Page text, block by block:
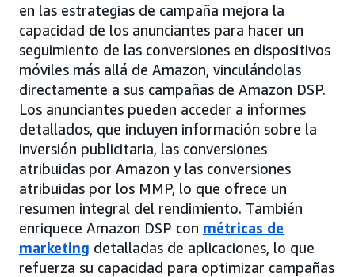
en las estrategias de campaña mejora la
capacidad de los anunciantes para hacer un
seguimiento de las conversiones en dispositivos
móviles más allá de Amazon, vinculándolas
directamente a sus campañas de Amazon DSP.
Los anunciantes pueden acceder a informes
detallados, que incluyen información sobre la
inversión publicitaria, las conversiones
atribuidas por Amazon y las conversiones
atribuidas por los MMP, lo que ofrece un
resumen integral del rendimiento. También
enriquece Amazon DSP con métricas de
marketing detalladas de aplicaciones, lo que
refuerza su capacidad para optimizar campañas